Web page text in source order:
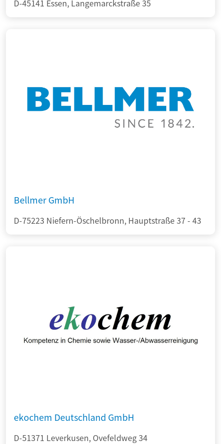
D-45141 Essen, Langemarckstraße 35
Bellmer GmbH
D-75223 Niefern-Öschelbronn, Hauptstraße 37 - 43
ekochem Deutschland GmbH
D-51371 Leverkusen, Ovefeldweg 34